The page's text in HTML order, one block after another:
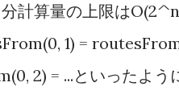
分計算量の上限は
1) =
2) = ...といったよう